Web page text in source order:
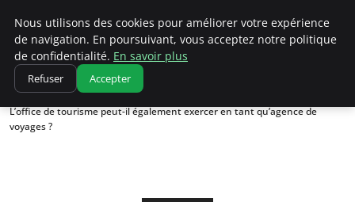
Correze Co
Accueil
Destinations
L’office de tourisme peut-il également exercer en tant qu’agence de
voyages ?
Nous utilisons des cookies pour améliorer votre expérience
de navigation. En poursuivant, vous acceptez notre politique
de confidentialité. En savoir plus
Refuser Accepter